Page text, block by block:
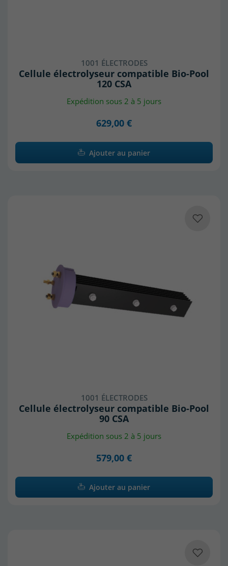
1001 ÉLECTRODES
Cellule électrolyseur compatible Bio-Pool
120 CSA
Expédition sous 2 à 5 jours
629,00 €
Ajouter au panier
1001 ÉLECTRODES
Cellule électrolyseur compatible Bio-Pool
90 CSA
Expédition sous 2 à 5 jours
579,00 €
Ajouter au panier